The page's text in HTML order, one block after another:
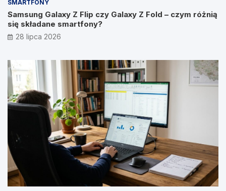
SMARTFONY
Samsung Galaxy Z Flip czy Galaxy Z Fold – czym różnią
się składane smartfony?
28 lipca 2026